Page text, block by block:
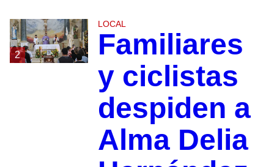
2
LOCAL
Familiares
y ciclistas
despiden a
Alma Delia